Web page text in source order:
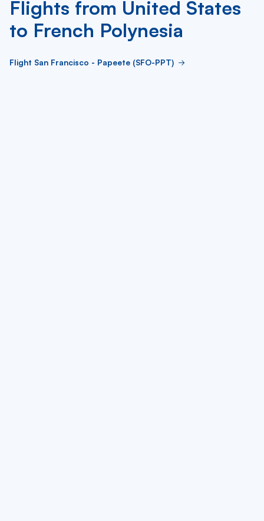
Flights from United States
to French Polynesia
Flight San Francisco - Papeete (SFO-PPT)